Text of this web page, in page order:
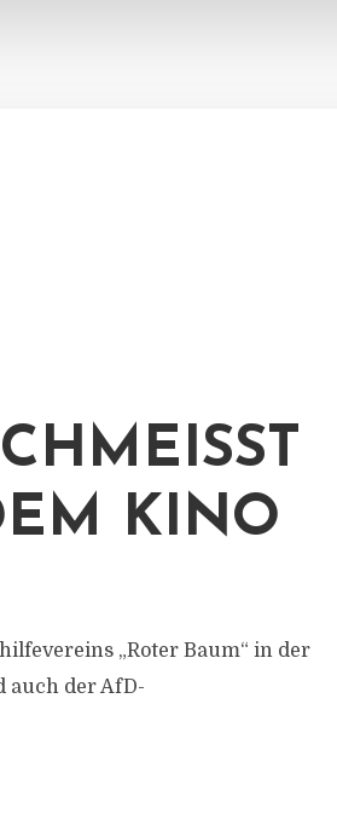
AF
KINO
„Roter Baum“ in der
auch der AfD-